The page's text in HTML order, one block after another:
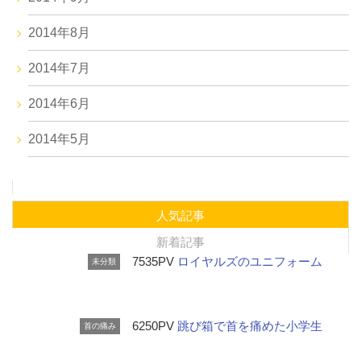
2014年8月
2014年7月
2014年6月
2014年5月
人気記事
新着記事
未分類 7535PV ロイヤルズのユニフォーム
首の痛み 6250PV 跳び箱で首を痛めた小学生